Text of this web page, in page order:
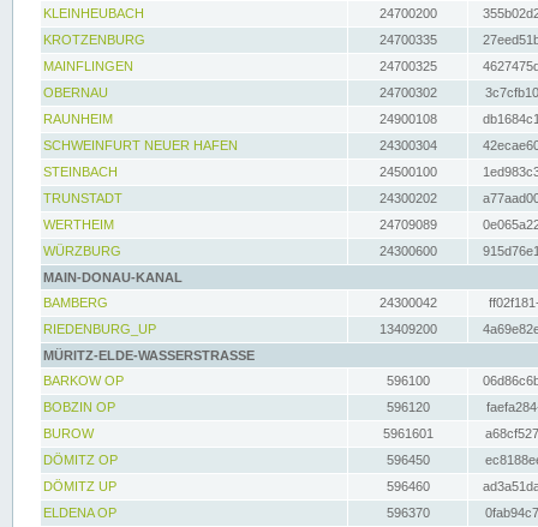
KLEINHEUBACH 24700200
KROTZENBURG
24700335
MAINFLINGEN
24700325
OBERNAU
24700302
RAUNHEIM
24900108
SCHWEINFURT NEUER HAFEN
24300304
STEINBACH
24500100
TRUNSTADT
24300202
WERTHEIM
24709089
WÜRZBURG
24300600
MAIN-DONAU-KANAL
BAMBERG
24300042
RIEDENBURG_UP
13409200
MÜRITZ-ELDE-WASSERSTRASSE
BARKOW OP
596100
BOBZIN OP
596120
BUROW
5961601
DÖMITZ OP
596450
DÖMITZ UP
596460
ELDENA OP
596370